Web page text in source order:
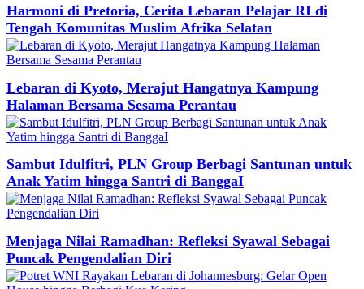
Harmoni di Pretoria, Cerita Lebaran Pelajar RI di
Tengah Komunitas Muslim Afrika Selatan
Lebaran di Kyoto, Merajut Hangatnya Kampung
Halaman Bersama Sesama Perantau
Sambut Idulfitri, PLN Group Berbagi Santunan untuk
Anak Yatim hingga Santri di BanggaI
Menjaga Nilai Ramadhan: Refleksi Syawal Sebagai
Puncak Pengendalian Diri